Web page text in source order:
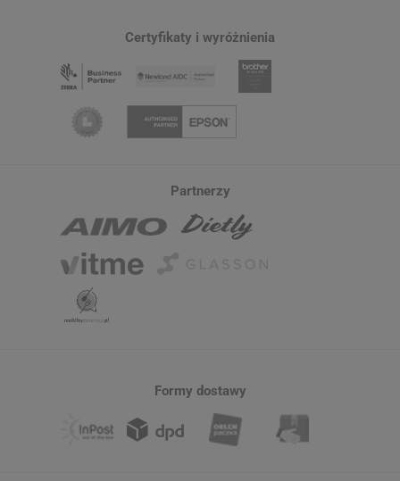
56,00 zł
Certyfikaty i wyróżnienia
Partnerzy
Formy dostawy